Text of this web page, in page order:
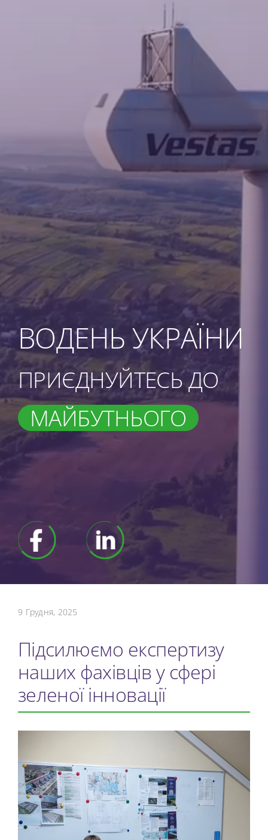
ВОДЕНЬ УКРАЇНИ
ПРИЄДНУЙТЕСЬ ДО
МАЙБУТНЬОГО
9 Грудня, 2025
Підсилюємо експертизу
наших фахівців у сфері
зеленої інновації